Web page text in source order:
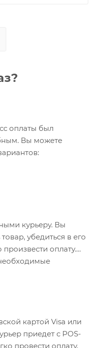
оплаты был
Вы можете
курьеру. Вы
убедиться в его
произвести оплату.
картой Visa или
приедет с POS-
провести оплату.